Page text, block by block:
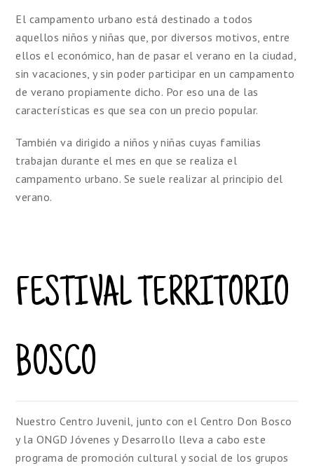
El campamento urbano está destinado a todos
aquellos niños y niñas que, por diversos motivos, entre
ellos el económico, han de pasar el verano en la ciudad,
sin vacaciones, y sin poder participar en un campamento
de verano propiamente dicho. Por eso una de las
características es que sea con un precio popular.
También va dirigido a niños y niñas cuyas familias
trabajan durante el mes en que se realiza el
campamento urbano. Se suele realizar al principio del
verano.
FESTIVAL TERRITORIO
BOSCO
Nuestro Centro Juvenil, junto con el Centro Don Bosco
y la ONGD Jóvenes y Desarrollo lleva a cabo este
programa de promoción cultural y social de los grupos